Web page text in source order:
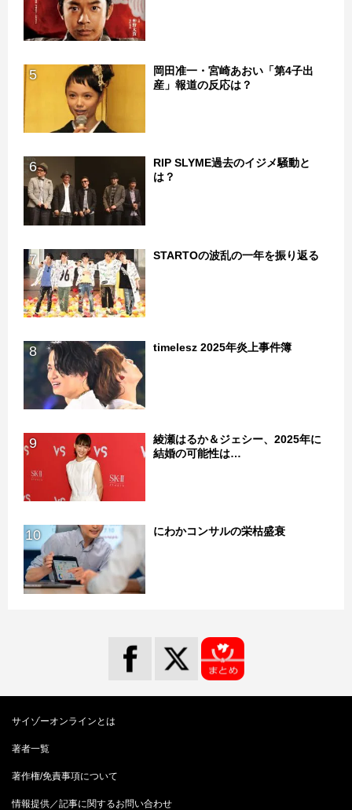
5
岡田准一・宮崎あおい「第4子出
産」報道の反応は？
6
RIP SLYME過去のイジメ騒動と
は？
7 STARTOの波乱の一年を振り返る
8 timelesz 2025年炎上事件簿
9
綾瀬はるか＆ジェシー、2025年に
結婚の可能性は…
10 にわかコンサルの栄枯盛衰
サイゾーオンラインとは
著者一覧
著作権/免責事項について
情報提供／記事に関するお問い合わせ